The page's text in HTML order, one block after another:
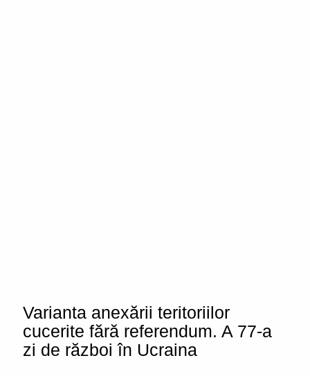
Varianta anexării teritoriilor
cucerite fără referendum. A 77-a
zi de război în Ucraina